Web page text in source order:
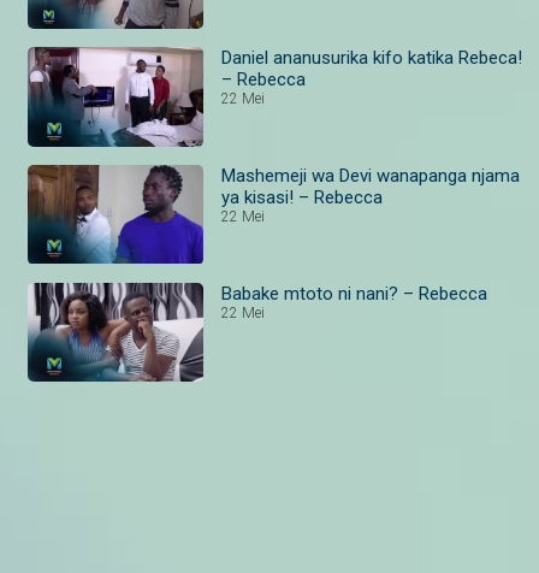
Daniel ananusurika kifo katika Rebeca!
– Rebecca
22 Mei
Mashemeji wa Devi wanapanga njama
ya kisasi! – Rebecca
22 Mei
Babake mtoto ni nani? – Rebecca
22 Mei